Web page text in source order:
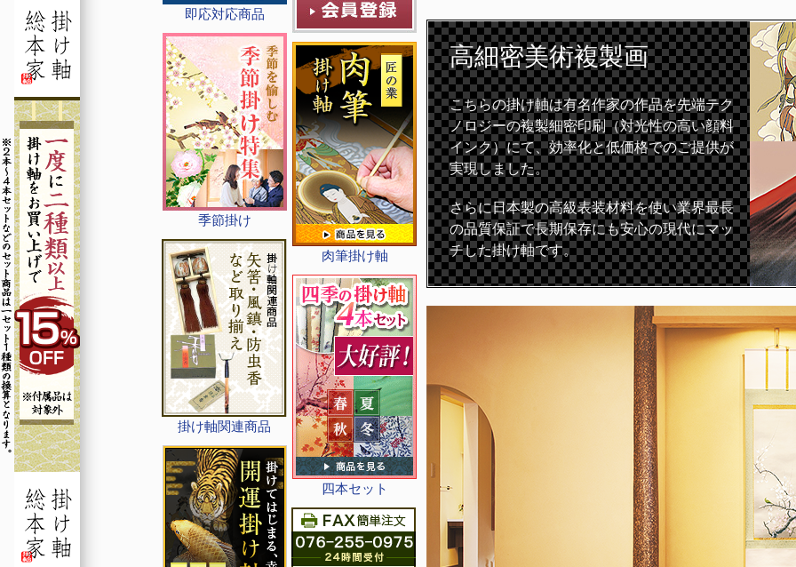
即応対応商品
季節掛け
掛け軸関連商品
肉筆掛け軸
四本セット
高細密美術複製画
こちらの掛け軸は有名作家の作品を先端テク
ノロジーの複製細密印刷（対光性の高い顔料
インク）にて、効率化と低価格でのご提供が
実現しました。
さらに日本製の高級表装材料を使い業界最長
の品質保証で長期保存にも安心の現代にマッ
チした掛け軸です。